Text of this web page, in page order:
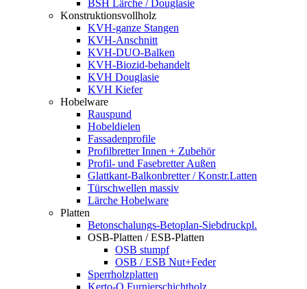
BSH Lärche / Douglasie
Konstruktionsvollholz
KVH-ganze Stangen
KVH-Anschnitt
KVH-DUO-Balken
KVH-Biozid-behandelt
KVH Douglasie
KVH Kiefer
Hobelware
Rauspund
Hobeldielen
Fassadenprofile
Profilbretter Innen + Zubehör
Profil- und Fasebretter Außen
Glattkant-Balkonbretter / Konstr.Latten
Türschwellen massiv
Lärche Hobelware
Platten
Betonschalungs-Betoplan-Siebdruckpl.
OSB-Platten / ESB-Platten
OSB stumpf
OSB / ESB Nut+Feder
Sperrholzplatten